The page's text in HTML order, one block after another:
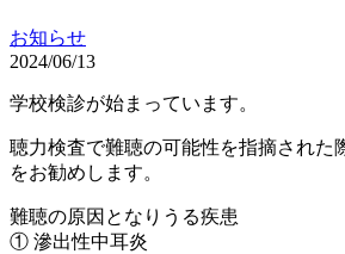
お知らせ
2024/06/13
学校検診が始まっています。
聴力検査で難聴の可能性を指摘された
をお勧めします。
難聴の原因となりうる疾患
① 滲出性中耳炎